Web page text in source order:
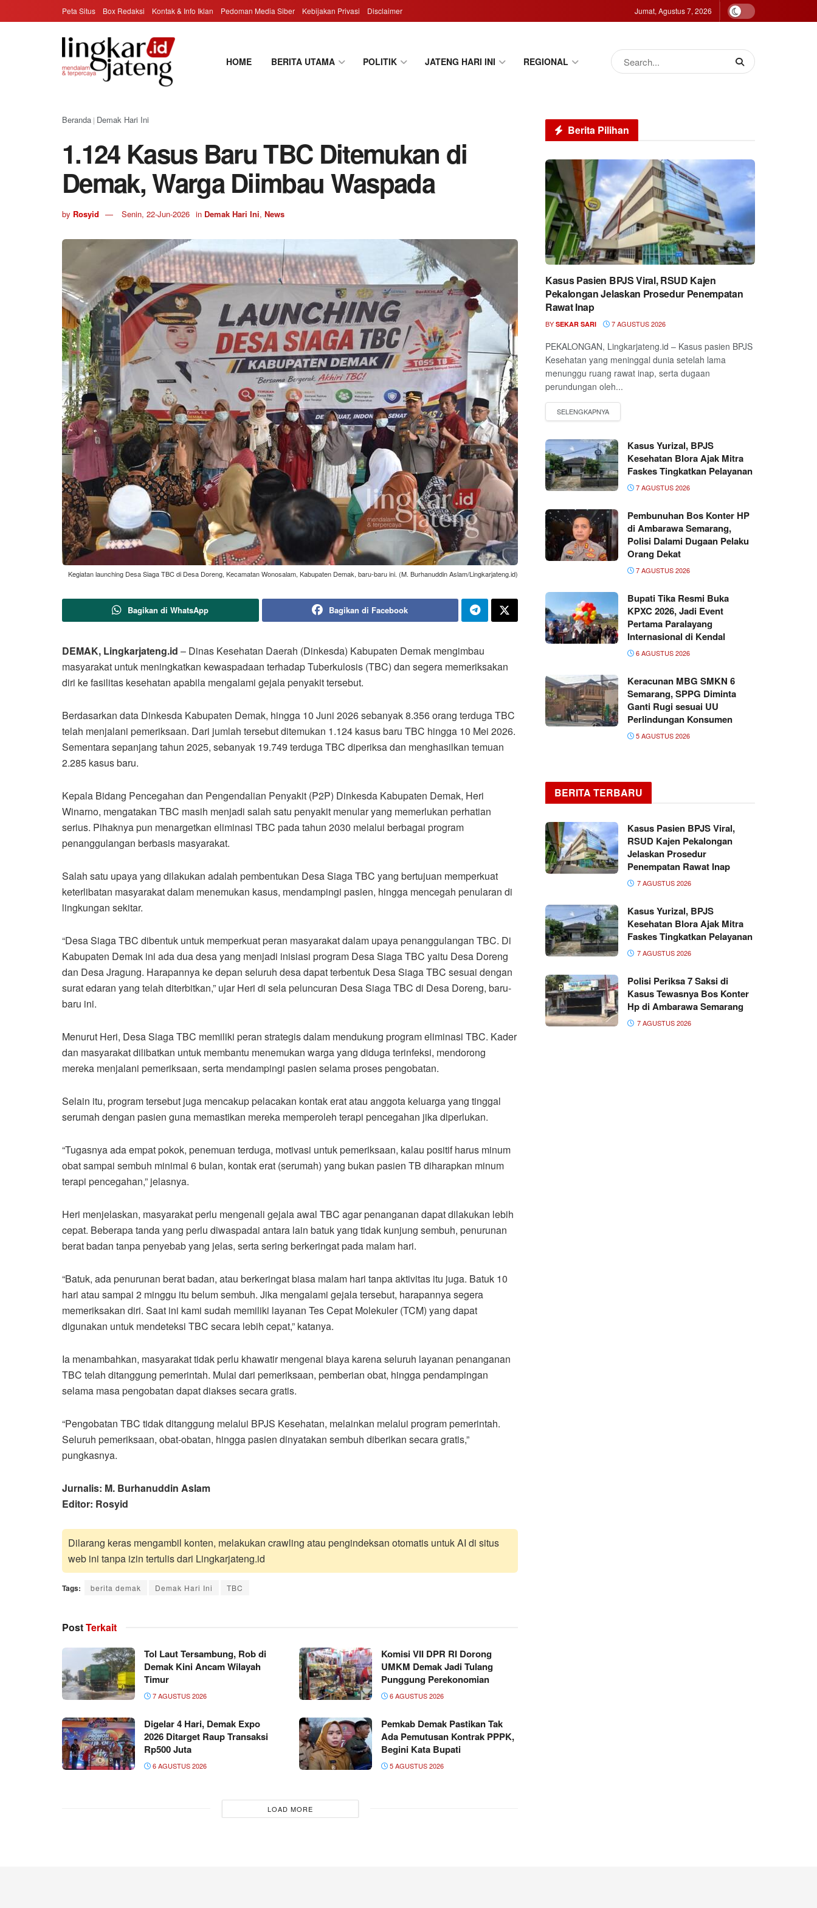
Peta Situs Box Redaksi Kontak & Info Iklan Pedoman Media Siber Kebijakan Privasi Disclaimer Jumat, Agustus 7, 2026
HOME BERITA UTAMA POLITIK JATENG HARI INI REGIONAL
Beranda | Demak Hari Ini
1.124 Kasus Baru TBC Ditemukan di
Demak, Warga Diimbau Waspada
by Rosyid Senin, 22-Jun-2026 in Demak Hari Ini, News
Kegiatan launching Desa Siaga TBC di Desa Doreng, Kecamatan Wonosalam, Kabupaten Demak, baru-baru ini. (M. Burhanuddin Aslam/Lingkarjateng.id)
Bagikan di WhatsApp Bagikan di Facebook
DEMAK, Lingkarjateng.id – Dinas Kesehatan Daerah (Dinkesda) Kabupaten Demak mengimbau
masyarakat untuk meningkatkan kewaspadaan terhadap Tuberkulosis (TBC) dan segera memeriksakan
diri ke fasilitas kesehatan apabila mengalami gejala penyakit tersebut.
Berdasarkan data Dinkesda Kabupaten Demak, hingga 10 Juni 2026 sebanyak 8.356 orang terduga TBC
telah menjalani pemeriksaan. Dari jumlah tersebut ditemukan 1.124 kasus baru TBC hingga 10 Mei 2026.
Sementara sepanjang tahun 2025, sebanyak 19.749 terduga TBC diperiksa dan menghasilkan temuan
2.285 kasus baru.
Kepala Bidang Pencegahan dan Pengendalian Penyakit (P2P) Dinkesda Kabupaten Demak, Heri
Winarno, mengatakan TBC masih menjadi salah satu penyakit menular yang memerlukan perhatian
serius. Pihaknya pun menargetkan eliminasi TBC pada tahun 2030 melalui berbagai program
penanggulangan berbasis masyarakat.
Salah satu upaya yang dilakukan adalah pembentukan Desa Siaga TBC yang bertujuan memperkuat
keterlibatan masyarakat dalam menemukan kasus, mendampingi pasien, hingga mencegah penularan di
lingkungan sekitar.
“Desa Siaga TBC dibentuk untuk memperkuat peran masyarakat dalam upaya penanggulangan TBC. Di
Kabupaten Demak ini ada dua desa yang menjadi inisiasi program Desa Siaga TBC yaitu Desa Doreng
dan Desa Jragung. Harapannya ke depan seluruh desa dapat terbentuk Desa Siaga TBC sesuai dengan
surat edaran yang telah diterbitkan,” ujar Heri di sela peluncuran Desa Siaga TBC di Desa Doreng, baru-
baru ini.
Menurut Heri, Desa Siaga TBC memiliki peran strategis dalam mendukung program eliminasi TBC. Kader
dan masyarakat dilibatkan untuk membantu menemukan warga yang diduga terinfeksi, mendorong
mereka menjalani pemeriksaan, serta mendampingi pasien selama proses pengobatan.
Selain itu, program tersebut juga mencakup pelacakan kontak erat atau anggota keluarga yang tinggal
serumah dengan pasien guna memastikan mereka memperoleh terapi pencegahan jika diperlukan.
“Tugasnya ada empat pokok, penemuan terduga, motivasi untuk pemeriksaan, kalau positif harus minum
obat sampai sembuh minimal 6 bulan, kontak erat (serumah) yang bukan pasien TB diharapkan minum
terapi pencegahan,” jelasnya.
Heri menjelaskan, masyarakat perlu mengenali gejala awal TBC agar penanganan dapat dilakukan lebih
cepat. Beberapa tanda yang perlu diwaspadai antara lain batuk yang tidak kunjung sembuh, penurunan
berat badan tanpa penyebab yang jelas, serta sering berkeringat pada malam hari.
“Batuk, ada penurunan berat badan, atau berkeringat biasa malam hari tanpa aktivitas itu juga. Batuk 10
hari atau sampai 2 minggu itu belum sembuh. Jika mengalami gejala tersebut, harapannya segera
memeriksakan diri. Saat ini kami sudah memiliki layanan Tes Cepat Molekuler (TCM) yang dapat
digunakan untuk mendeteksi TBC secara lebih cepat,” katanya.
Ia menambahkan, masyarakat tidak perlu khawatir mengenai biaya karena seluruh layanan penanganan
TBC telah ditanggung pemerintah. Mulai dari pemeriksaan, pemberian obat, hingga pendampingan
selama masa pengobatan dapat diakses secara gratis.
“Pengobatan TBC tidak ditanggung melalui BPJS Kesehatan, melainkan melalui program pemerintah.
Seluruh pemeriksaan, obat-obatan, hingga pasien dinyatakan sembuh diberikan secara gratis,”
pungkasnya.
Jurnalis: M. Burhanuddin Aslam
Editor: Rosyid
Dilarang keras mengambil konten, melakukan crawling atau pengindeksan otomatis untuk AI di situs
web ini tanpa izin tertulis dari Lingkarjateng.id
Tags: berita demak Demak Hari Ini TBC
PostTerkait
Tol Laut Tersambung, Rob di
Demak Kini Ancam Wilayah
Timur
7 AGUSTUS 2026
Komisi VII DPR RI Dorong
UMKM Demak Jadi Tulang
Punggung Perekonomian
6 AGUSTUS 2026
Digelar 4 Hari, Demak Expo
2026 Ditarget Raup Transaksi
Rp500 Juta
6 AGUSTUS 2026
Pemkab Demak Pastikan Tak
Ada Pemutusan Kontrak PPPK,
Begini Kata Bupati
5 AGUSTUS 2026
LOAD MORE
Berita Pilihan
Kasus Pasien BPJS Viral, RSUD Kajen
Pekalongan Jelaskan Prosedur Penempatan
Rawat Inap
BY SEKAR SARI 7 AGUSTUS 2026
PEKALONGAN, Lingkarjateng.id – Kasus pasien BPJS
Kesehatan yang meninggal dunia setelah lama
menunggu ruang rawat inap, serta dugaan
perundungan oleh...
Kasus Yurizal, BPJS
Kesehatan Blora Ajak Mitra
Faskes Tingkatkan Pelayanan
7 AGUSTUS 2026
Pembunuhan Bos Konter HP
di Ambarawa Semarang,
Polisi Dalami Dugaan Pelaku
Orang Dekat
7 AGUSTUS 2026
Bupati Tika Resmi Buka
KPXC 2026, Jadi Event
Pertama Paralayang
Internasional di Kendal
6 AGUSTUS 2026
Keracunan MBG SMKN 6
Semarang, SPPG Diminta
Ganti Rugi sesuai UU
Perlindungan Konsumen
5 AGUSTUS 2026
BERITA TERBARU
Kasus Pasien BPJS Viral,
RSUD Kajen Pekalongan
Jelaskan Prosedur
Penempatan Rawat Inap
7 AGUSTUS 2026
Kasus Yurizal, BPJS
Kesehatan Blora Ajak Mitra
Faskes Tingkatkan Pelayanan
7 AGUSTUS 2026
Polisi Periksa 7 Saksi di
Kasus Tewasnya Bos Konter
Hp di Ambarawa Semarang
7 AGUSTUS 2026